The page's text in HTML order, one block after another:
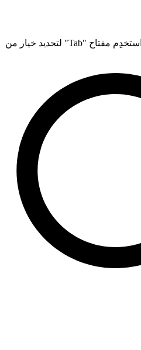
ابدأ الكتابة في مربع البحث، ثم استخدِم مفتاح "Tab" لتحديد خيار من